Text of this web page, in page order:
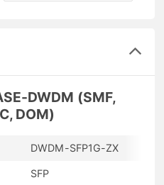
DWDM (SMF,
DOM)
DWDM-SFP1G-ZX
SFP